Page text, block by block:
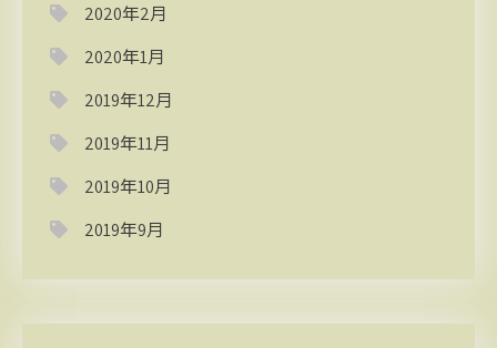
2020年2月
2020年1月
2019年12月
2019年11月
2019年10月
2019年9月